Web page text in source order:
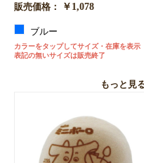
販売価格： ￥1,078
ブルー
カラーをタップしてサイズ・在庫を表示
表記の無いサイズは販売終了
もっと見